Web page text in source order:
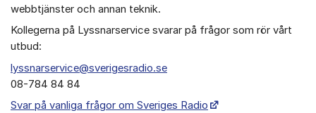
webbtjänster och annan teknik.
Kollegerna på Lyssnarservice svarar på frågor som rör vårt
utbud:
lyssnarservice@sverigesradio.se
08-784 84 84
Svar på vanliga frågor om Sveriges Radio